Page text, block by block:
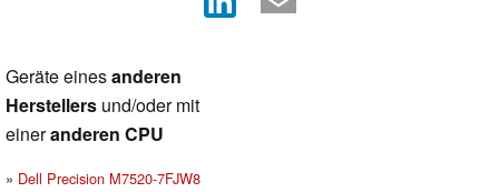
Geräte einesanderen
Herstellers und/oder mit
eineranderen CPU
Dell Precision M7520-7FJW8